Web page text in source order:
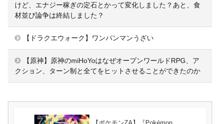
けど、エナジー稼ぎの定石とかって変化しました？あと、食
材並び論争は終結しました？
【ドラクエウォーク】ワンパンマンうざい
【原神】原神のmiHoYoはなぜオープンワールドRPG、ア
クション、ターン制と全てをヒットさせることができたのか